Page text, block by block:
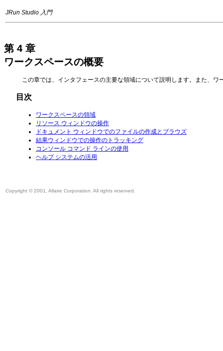
JRun Studio 入門
第 4 章
ワークスペースの概要
この章では、インタフェースの主要な領域について説明します。また、
目次
ワークスペースの領域
リソース ウィンドウの操作
ドキュメント ウィンドウでのファイルの作成とブラウズ
結果ウィンドウでの操作のトラッキング
コンソール コマンド ラインの使用
ヘルプ システムの活用
Copyright © 2001, Allaire Corporation. All rights reserved.